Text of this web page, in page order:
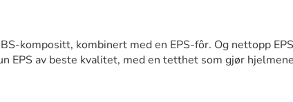
kompositt, kombinert med en EPS-fôr. Og nettopp
EPS av beste kvalitet, med en tetthet som gjør